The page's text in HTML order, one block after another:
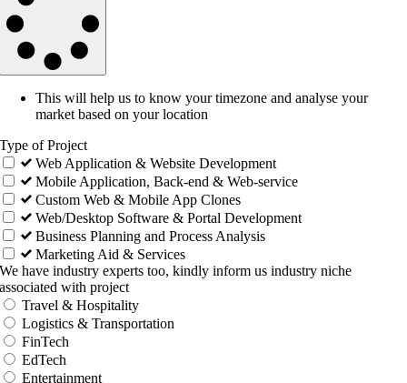
This will help us to know your timezone and analyse your
market based on your location
Type of Project
Web Application & Website Development
Mobile Application, Back-end & Web-service
Custom Web & Mobile App Clones
Web/Desktop Software & Portal Development
Business Planning and Process Analysis
Marketing Aid & Services
We have industry experts too, kindly inform us industry niche
associated with project
Travel & Hospitality
Logistics & Transportation
FinTech
EdTech
Entertainment